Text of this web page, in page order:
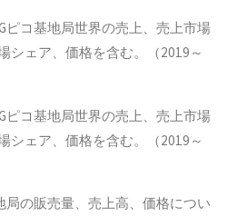
ピコ基地局世界の売上、売上市場
シェア、価格を含む。（2019～
ピコ基地局世界の売上、売上市場
シェア、価格を含む。（2019～
局の販売量、売上高、価格につい